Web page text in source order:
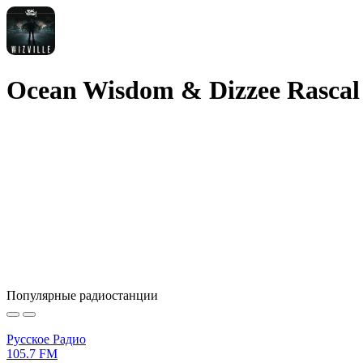
Ocean Wisdom & Dizzee
Популярные радиостанции
Русское Радио
105.7 FM